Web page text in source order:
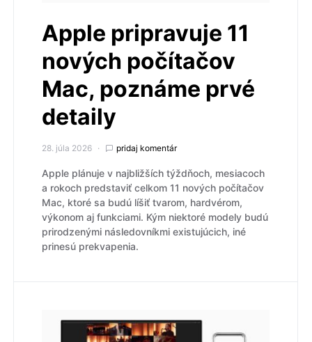
Apple pripravuje 11
nových počítačov
Mac, poznáme prvé
detaily
28. júla 2026 pridaj komentár
Apple plánuje v najbližších týždňoch, mesiacoch
a rokoch predstaviť celkom 11 nových počítačov
Mac, ktoré sa budú líšiť tvarom, hardvérom,
výkonom aj funkciami. Kým niektoré modely budú
prirodzenými následovníkmi existujúcich, iné
prinesú prekvapenia.